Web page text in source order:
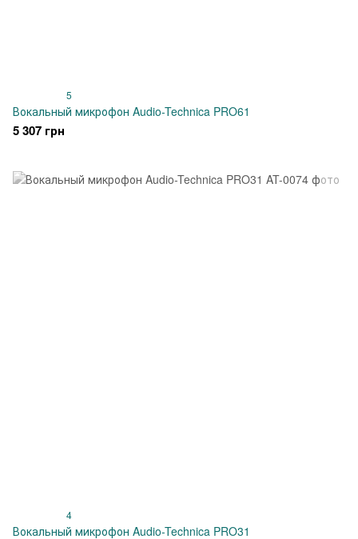
5
Вокальный микрофон Audio-Technica PRO61
5 307 грн
4
Вокальный микрофон Audio-Technica PRO31